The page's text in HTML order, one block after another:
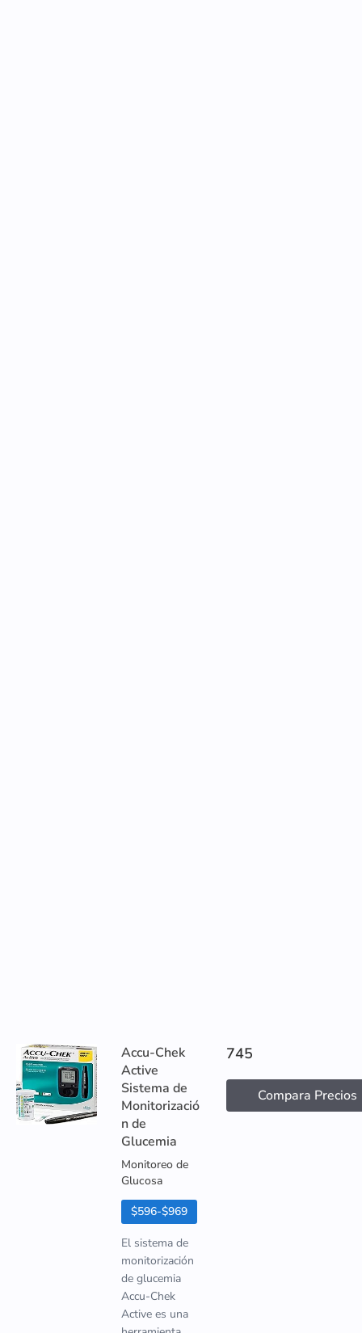
Accu-Chek
Active
Sistema de
Monitorizació
n de
Glucemia
Monitoreo de
Glucosa
$596-$969
El sistema de
monitorización
de glucemia
Accu-Chek
Active es una
745
Compara Precios